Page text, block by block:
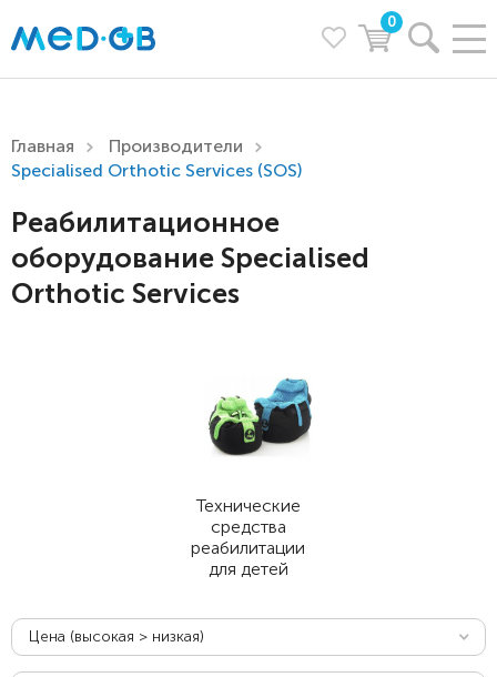
0
Главная
Производители
Specialised Orthotic Services (SOS)
Реабилитационное
оборудование Specialised
Orthotic Services
Технические
средства
реабилитации
для детей
Цена (высокая > низкая)